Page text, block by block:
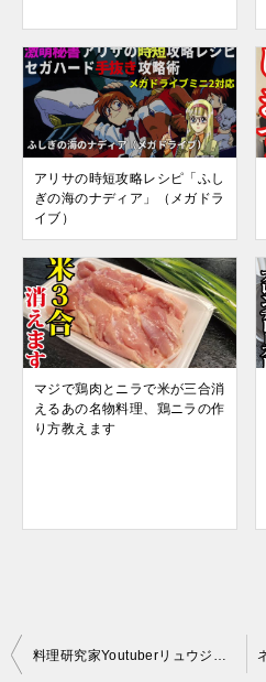
アリサの時短攻略レシピ「ふし
ぎの海のナディア」（メガドラ
イブ）
マジで鶏肉とニラで米が三合消
えるあの名物料理、鶏ニラの作
り方教えます
投